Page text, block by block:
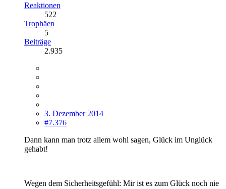
Reaktionen
522
Trophäen
5
Beiträge
2.935
3. Dezember 2014
#7.376
Dann kann man trotz allem wohl sagen, Glück im Unglück
gehabt!
Wegen dem Sicherheitsgefühl: Mir ist es zum Glück noch nie